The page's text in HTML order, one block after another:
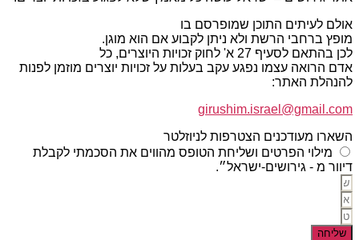
אולם לעיתים התוכן שמופרסם בו
מופץ ברחבי הרשת ולא ניתן לקבוע אם הוא מוגן.
לכן בהתאם לסעיף 27 א' לחוק זכויות היוצרים, כל
אדם הרואה עצמו נפגע עקב בעלות על זכויות יוצרים מוזמן לפנות
להנהלת האתר:
girushim.israel@gmail.com
השארו מעודכנים הצטרפות לניוזלטר
מילוי הפרטים ושליחת הטופס מהווים את הסכמתי לקבלת
דיוור מ - גירושים-ישראל״.
שליחה